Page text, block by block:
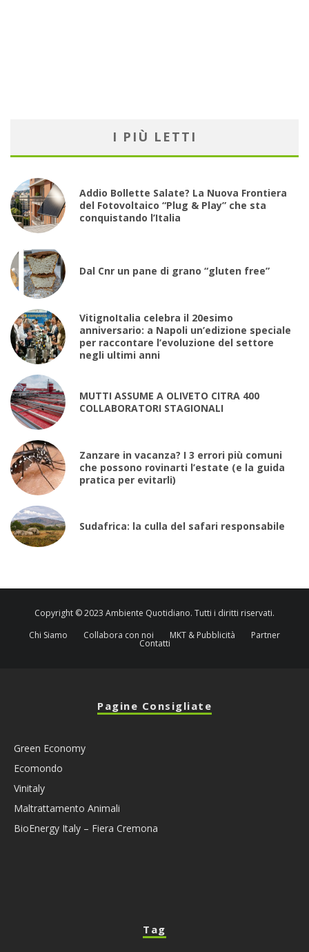
I PIÙ LETTI
Addio Bollette Salate? La Nuova Frontiera
del Fotovoltaico “Plug & Play” che sta
conquistando l’Italia
Dal Cnr un pane di grano “gluten free”
VitignoItalia celebra il 20esimo
anniversario: a Napoli un’edizione speciale
per raccontare l’evoluzione del settore
negli ultimi anni
MUTTI ASSUME A OLIVETO CITRA 400
COLLABORATORI STAGIONALI
Zanzare in vacanza? I 3 errori più comuni
che possono rovinarti l’estate (e la guida
pratica per evitarli)
Sudafrica: la culla del safari responsabile
Copyright © 2023 Ambiente Quotidiano. Tutti i diritti riservati.
Chi Siamo
Collabora con noi MKT & Pubblicità Partner
Contatti
Pagine Consigliate
Green Economy
Ecomondo
Vinitaly
Maltrattamento Animali
BioEnergy Italy – Fiera Cremona
Tag